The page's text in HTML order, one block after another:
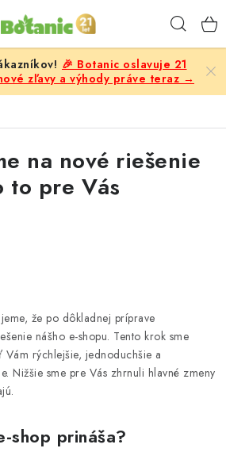
🎉 Botanic oslavuje 21
zľavy a výhody práve teraz →
na nové riešenie
to pre Vás
že po dôkladnej príprave
nášho e-shopu. Tento krok sme
rýchlejšie, jednoduchšie a
Nižšie sme pre Vás zhrnuli hlavné zmeny
shop prináša?